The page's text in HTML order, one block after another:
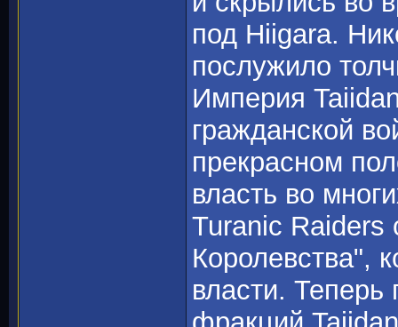
под Hiigara.
послужило
Империя
гражданской
прекрасном
власть во
Turanic Raiders
Королевства",
власти.